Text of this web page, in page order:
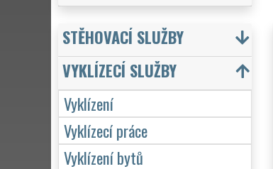
STĚHOVACÍ SLUŽBY
VYKLÍZECÍ SLUŽBY
Vyklízení
Vyklízecí práce
Vyklízení bytů